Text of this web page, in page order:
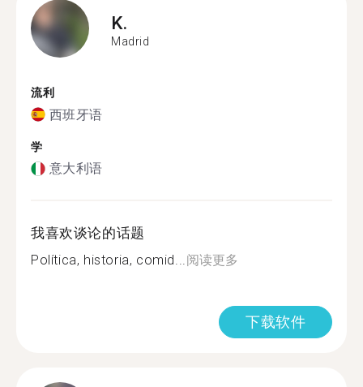
K.
Madrid
流利
西班牙语
学
意大利语
我喜欢谈论的话题
Política, historia, comid...阅读更多
下载软件